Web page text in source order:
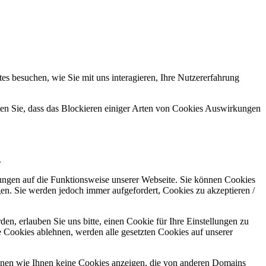
besuchen, wie Sie mit uns interagieren, Ihre Nutzererfahrung
Sie, dass das Blockieren einiger Arten von Cookies Auswirkungen
auf die Funktionsweise unserer Webseite. Sie können Cookies
Sie werden jedoch immer aufgefordert, Cookies zu akzeptieren /
erlauben Sie uns bitte, einen Cookie für Ihre Einstellungen zu
ablehnen, werden alle gesetzten Cookies auf unserer
wie Ihnen keine Cookies anzeigen, die von anderen Domains